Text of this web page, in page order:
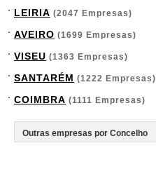
LEIRIA (2047 Empresas)
AVEIRO (1699 Empresas)
VISEU (1363 Empresas)
SANTARÉM (1222 Empresas)
COIMBRA (1111 Empresas)